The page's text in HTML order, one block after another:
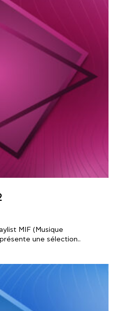
MIF (Musique
une sélection..